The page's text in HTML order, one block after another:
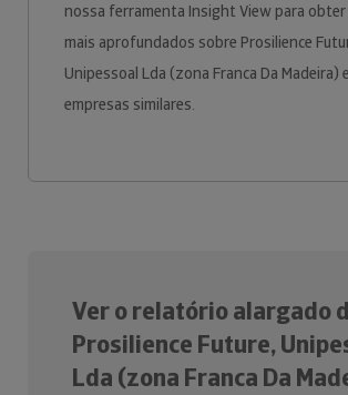
nossa ferramenta Insight View para
mais aprofundados sobre Prosilience
Unipessoal Lda (zona Franca Da Madeira)
empresas similares.
Ver o relatório alargado
Prosilience Future,
Lda (zona Franca Da